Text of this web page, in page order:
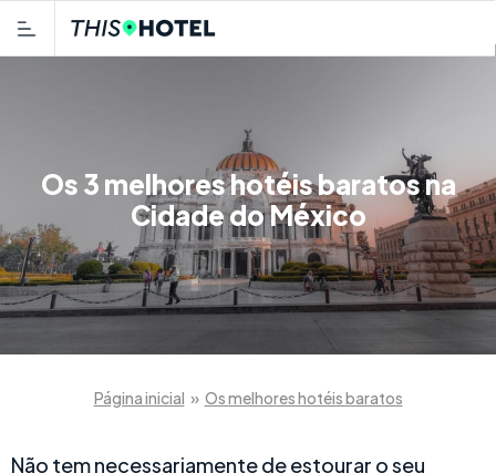
Os 3 melhores hotéis baratos na
Cidade do México
Página inicial » Os melhores hotéis baratos
Não tem necessariamente de estourar o seu